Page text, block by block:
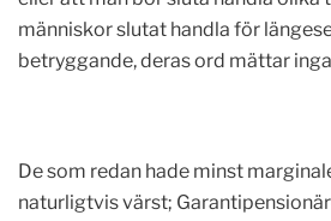
människor slutat handla för
betryggande, deras ord mättar
De som redan hade minst
naturligtvis värst;